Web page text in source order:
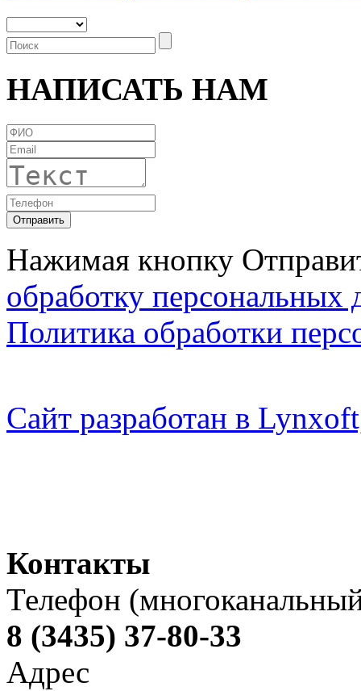
НАПИСАТЬ НАМ
Нажимая кнопку
обработку персональных
Политика обработки
Сайт разработан в
Контакты
Телефон
8 (3435) 37-80-33
Адрес